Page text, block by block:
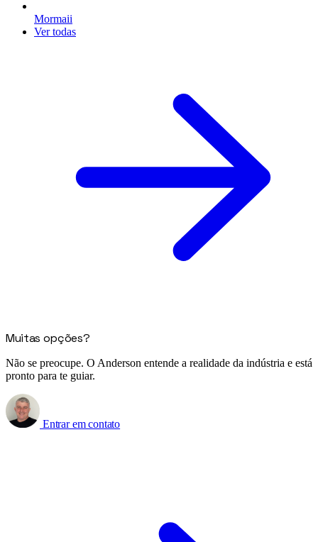
Mormaii
Ver todas
Muitas opções?
Não se preocupe. O Anderson entende a realidade da indústria e está
pronto para te guiar.
Entrar em contato